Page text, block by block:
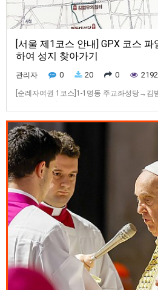
[서울 제1코스 안내] GPX 코스
하여 성지 찾아가기
관리자 0 20 0 2192
[순례자여권 1코스]1-1명동 주교좌성당→
립 터(이벽 집터)→좌포도청 터→종로 성지
[서울 제1코스 안내] GPX 코스 파일 및 트레
위…